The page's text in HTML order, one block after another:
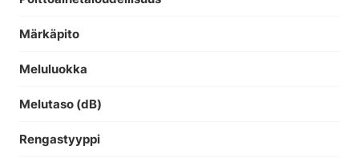
Märkäpito
Meluluokka
Melutaso (dB)
Rengastyyppi